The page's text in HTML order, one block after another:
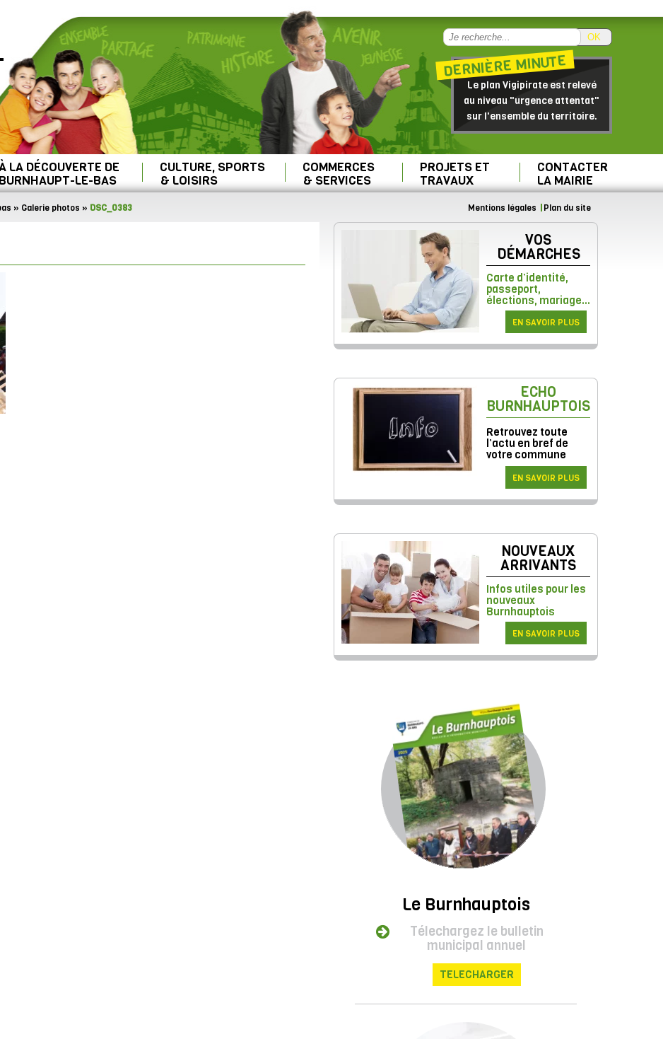
OK
DERNIÈRE MINUTE
Le plan Vigipirate est relevé
au niveau "urgence attentat"
sur l'ensemble du territoire.
LA DÉCOUVERTE DE
BURNHAUPT-LE-BAS
CULTURE, SPORTS
& LOISIRS
COMMERCES
& SERVICES
PROJETS ET
TRAVAUX
CONTACTER
LA MAIRIE
» Galerie photos » DSC_0383 Mentions légales Plan du site
VOS
DÉMARCHES
Carte d’identité,
passeport,
élections, mariage...
EN SAVOIR PLUS
ECHO
BURNHAUPTOIS
Retrouvez toute
l’actu en bref de
votre commune
EN SAVOIR PLUS
NOUVEAUX
ARRIVANTS
Infos utiles pour les
nouveaux
Burnhauptois
EN SAVOIR PLUS
Le Burnhauptois
Télechargez le bulletin
municipal annuel
TELECHARGER